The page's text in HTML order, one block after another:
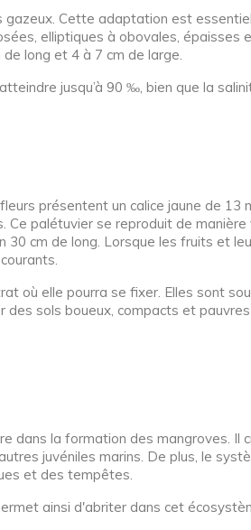
Cette adaptation est
elliptiques à obovales, épaisses
long et 4 à 7 cm de large.
jusqu’à 90 ‰, bien que la
fleurs présentent un calice jaune de 13
palétuvier se reproduit de manière
cm de long. Lorsque les fruits et
où elle pourra se fixer. Elles sont
sols boueux, compacts et pauvres
dans la formation des mangroves. Il
juvéniles marins. De plus, le
et des tempêtes.
ainsi d'abriter dans cet